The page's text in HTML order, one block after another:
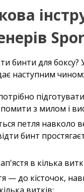
бинти для боксу?
наступним чином:
з милом і
петля навколо
бинт
в кілька
— до кісточок,
витків;